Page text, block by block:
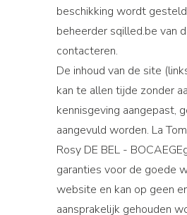
beschikking wordt
beheerder sqilled.be van
contacteren.
De inhoud van de site
kan te allen tijde zonder
kennisgeving aangepast,
aangevuld worden. La
Rosy DE BEL -
garanties voor de goede
website en kan op geen
aansprakelijk gehouden